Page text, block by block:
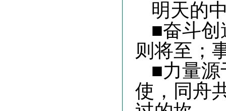
明天的
■奋斗创
则将至；
■力量源
使，同舟